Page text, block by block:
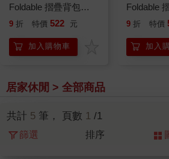
Foldable 摺疊背包
（11L） 藍色 TB068－
9 折 特價 522 元
加入購物車
Foldable
（11L）
9 折 特價
加入
居家休閒 > 全部商品
共計 5 筆， 頁數 1 /1
篩選 排序